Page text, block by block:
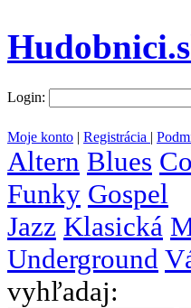
Login:
Moje konto | Registrácia |
Altern Blues
Funky Gospel
Jazz Klasická
Underground
vyhľadaj: